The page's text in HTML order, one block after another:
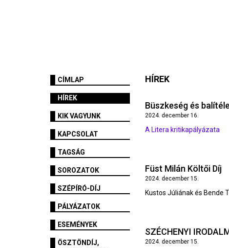
CÍMLAP
HÍREK
KIK VAGYUNK
KAPCSOLAT
TAGSÁG
SOROZATOK
SZÉPÍRÓ-DÍJ
PÁLYÁZATOK
ESEMÉNYEK
ÖSZTÖNDÍJ,
HÍREK
Büszkeség és
2024. december 16.
A Litera kritikapályázata
Füst Milán Költői Díj
2024. december 15.
Kustos Júliának és Bende
SZÉCHENYI
2024. december 15.